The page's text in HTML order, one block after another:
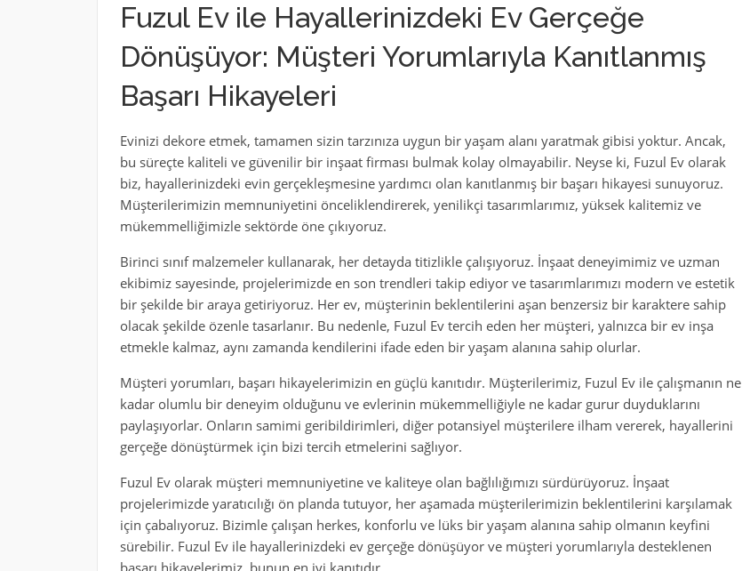
Fuzul Ev ile Hayallerinizdeki Ev Gerçeğe
Dönüşüyor: Müşteri Yorumlarıyla Kanıtlanmış
Başarı Hikayeleri
Evinizi dekore etmek, tamamen sizin tarzınıza uygun bir yaşam alanı yaratmak gibisi yoktur. Ancak,
bu süreçte kaliteli ve güvenilir bir inşaat firması bulmak kolay olmayabilir. Neyse ki, Fuzul Ev olarak
biz, hayallerinizdeki evin gerçekleşmesine yardımcı olan kanıtlanmış bir başarı hikayesi sunuyoruz.
Müşterilerimizin memnuniyetini önceliklendirerek, yenilikçi tasarımlarımız, yüksek kalitemiz ve
mükemmelliğimizle sektörde öne çıkıyoruz.
Birinci sınıf malzemeler kullanarak, her detayda titizlikle çalışıyoruz. İnşaat deneyimimiz ve uzman
ekibimiz sayesinde, projelerimizde en son trendleri takip ediyor ve tasarımlarımızı modern ve estetik
bir şekilde bir araya getiriyoruz. Her ev, müşterinin beklentilerini aşan benzersiz bir karaktere sahip
olacak şekilde özenle tasarlanır. Bu nedenle, Fuzul Ev tercih eden her müşteri, yalnızca bir ev inşa
etmekle kalmaz, aynı zamanda kendilerini ifade eden bir yaşam alanına sahip olurlar.
Müşteri yorumları, başarı hikayelerimizin en güçlü kanıtıdır. Müşterilerimiz, Fuzul Ev ile çalışmanın ne
kadar olumlu bir deneyim olduğunu ve evlerinin mükemmelliğiyle ne kadar gurur duyduklarını
paylaşıyorlar. Onların samimi geribildirimleri, diğer potansiyel müşterilere ilham vererek, hayallerini
gerçeğe dönüştürmek için bizi tercih etmelerini sağlıyor.
Fuzul Ev olarak müşteri memnuniyetine ve kaliteye olan bağlılığımızı sürdürüyoruz. İnşaat
projelerimizde yaratıcılığı ön planda tutuyor, her aşamada müşterilerimizin beklentilerini karşılamak
için çabalıyoruz. Bizimle çalışan herkes, konforlu ve lüks bir yaşam alanına sahip olmanın keyfini
sürebilir. Fuzul Ev ile hayallerinizdeki ev gerçeğe dönüşüyor ve müşteri yorumlarıyla desteklenen
başarı hikayelerimiz, bunun en iyi kanıtıdır.